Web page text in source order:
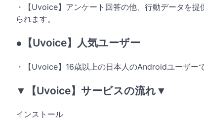
・【Uvoice】アンケート回答の他、行動データを
られます。
●【Uvoice】人気ユーザー
・【Uvoice】16歳以上の日本人のAndroidユーザー
▼【Uvoice】サービスの流れ▼
インストール